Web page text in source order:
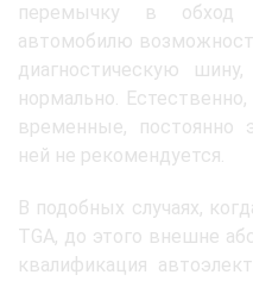
перемычку в обход
автомобилю
диагностическую
нормально.
временные, постоянно
ней не рекомендуется.
В подобных случаях,
TGA, до этого внешне
квалификация